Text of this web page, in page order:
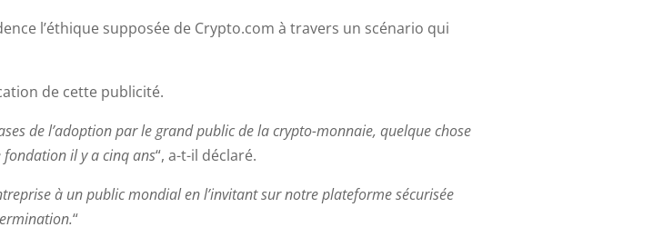
l’éthique supposée de Crypto.com à travers un scénario qui
de cette publicité.
de l’adoption par le grand public de la crypto-monnaie, quelque chose
il y a cinq ans“, a-t-il déclaré.
à un public mondial en l’invitant sur notre plateforme sécurisée
“